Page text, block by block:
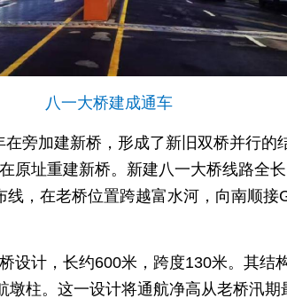
八一大桥建成通车
旁加建新桥，形成了新旧双桥并行的
原址重建新桥。新建八一大桥线路全
，在老桥位置跨越富水河，向南顺接
设计，长约600米，跨度130米。其结
墩柱。这一设计将通航净高从老桥汛